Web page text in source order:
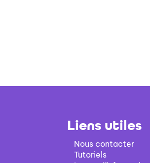
Liens utiles
Nous contacter
Tutoriels